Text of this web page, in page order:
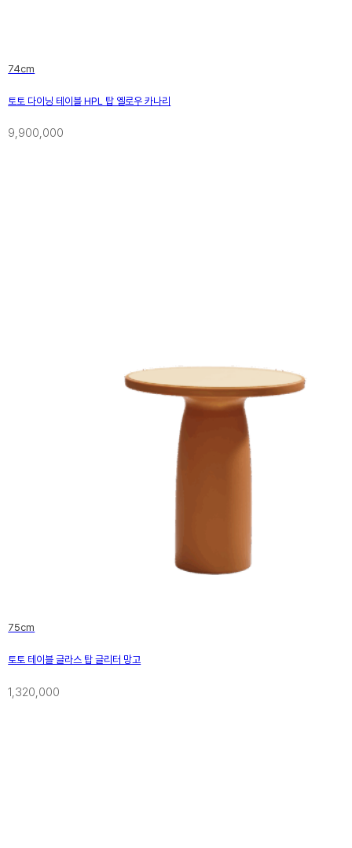
74cm
토토 다이닝 테이블 HPL 탑 옐로우 카나리
9,900,000
75cm
토토 테이블 글라스 탑 글리터 망고
1,320,000